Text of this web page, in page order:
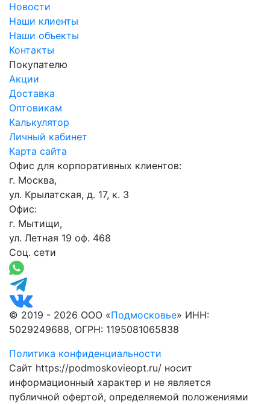
Новости
Наши клиенты
Наши объекты
Контакты
Покупателю
Акции
Доставка
Оптовикам
Калькулятор
Личный кабинет
Карта сайта
Офис для корпоративных клиентов:
г. Москва,
ул. Крылатская, д. 17, к. 3
Офис:
г. Мытищи,
ул. Летная 19 оф. 468
Соц. сети
© 2019 - 2026 ООО «Подмосковье» ИНН:
5029249688, ОГРН: 1195081065838
Политика конфиденциальности
Сайт https://podmoskovieopt.ru/ носит
информационный характер и не является
публичной офертой, определяемой положениями